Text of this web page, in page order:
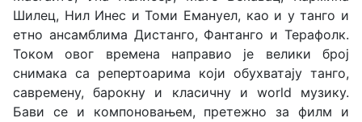
Шилец, Нил Инес и Томи Емануел, као и у танго и
етно ансамблима Дистанго, Фантанго и Терафолк.
Током овог времена направио је велики број
снимака са репертоарима који обухватају танго,
савремену, барокну и класичну и world музику.
Бави се и компоновањем, претежно за филм и